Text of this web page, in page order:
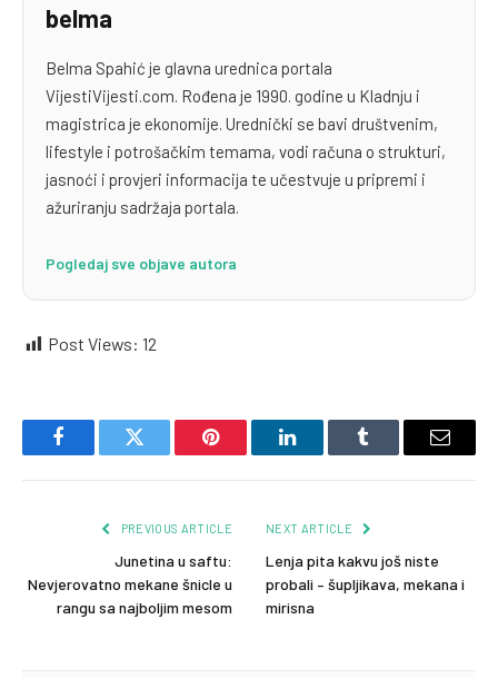
belma
Belma Spahić je glavna urednica portala
VijestiVijesti.com. Rođena je 1990. godine u Kladnju i
magistrica je ekonomije. Urednički se bavi društvenim,
lifestyle i potrošačkim temama, vodi računa o strukturi,
jasnoći i provjeri informacija te učestvuje u pripremi i
ažuriranju sadržaja portala.
Pogledaj sve objave autora
Post Views: 12
FacebookTwitter Pinterest LinkedInTumblr Email
PREVIOUS ARTICLE
Junetina u saftu:
Nevjerovatno mekane šnicle u
rangu sa najboljim mesom
NEXT ARTICLE
Lenja pita kakvu još niste
probali – šupljikava, mekana i
mirisna